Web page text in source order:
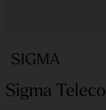
Sigma